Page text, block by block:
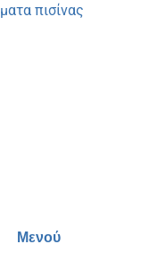
πισίνας
Μενού